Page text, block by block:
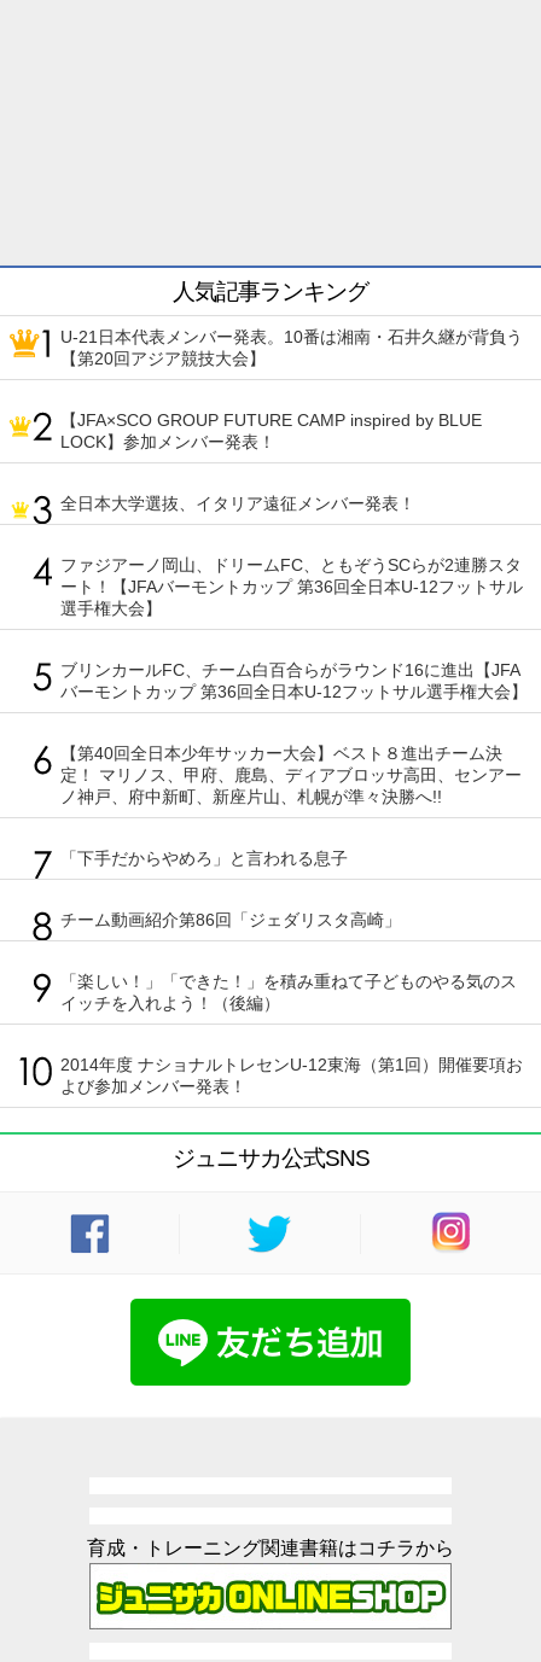
人気記事ランキング
U-21日本代表メンバー発表。10番は湘南・石井久継が背負う
【第20回アジア競技大会】
【JFA×SCO GROUP FUTURE CAMP inspired by BLUE
LOCK】参加メンバー発表！
全日本大学選抜、イタリア遠征メンバー発表！
ファジアーノ岡山、ドリームFC、ともぞうSCらが2連勝スタ
ート！【JFAバーモントカップ 第36回全日本U-12フットサル
選手権大会】
ブリンカールFC、チーム白百合らがラウンド16に進出【JFA
バーモントカップ 第36回全日本U-12フットサル選手権大会】
【第40回全日本少年サッカー大会】ベスト８進出チーム決
定！ マリノス、甲府、鹿島、ディアブロッサ高田、センアー
ノ神戸、府中新町、新座片山、札幌が準々決勝へ!!
「下手だからやめろ」と言われる息子
チーム動画紹介第86回「ジェダリスタ高崎」
「楽しい！」「できた！」を積み重ねて子どものやる気のス
イッチを入れよう！（後編）
2014年度 ナショナルトレセンU-12東海（第1回）開催要項お
よび参加メンバー発表！
ジュニサカ公式SNS
育成・トレーニング関連書籍はコチラから